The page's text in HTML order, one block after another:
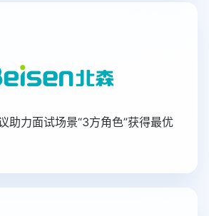
助力面试场景“3方角色”获得最优